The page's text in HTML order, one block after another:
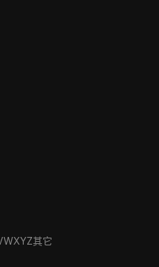
WXYZ其它